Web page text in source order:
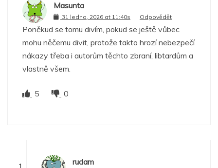
Masunta
31 ledna, 2026 at 11:40s Odpovědět
Poněkud se tomu divím, pokud se ještě vůbec
mohu něčemu divit, protože takto hrozí nebezpečí
nákazy třeba i autorům těchto zbraní, libtardům a
vlastně všem.
5 0
rudam